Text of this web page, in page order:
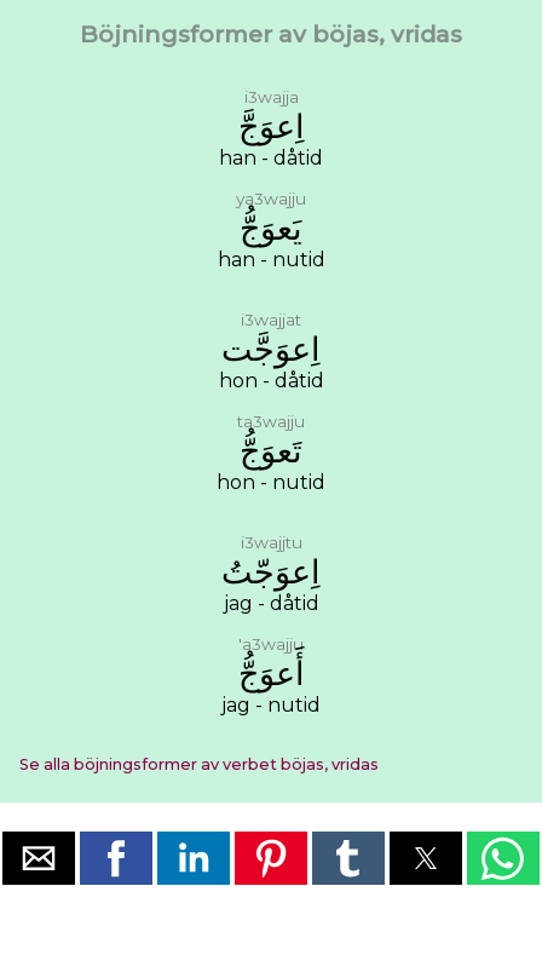
Böjningsformer av böjas, vridas
i3wajja
ﺍِﻋﻮَﺝَّ
han - dåtid
ya3wajju
ﻳَﻌﻮَﺝُّ
han - nutid
i3wajjat
ﺍِﻋﻮَﺟَّﺖ
hon - dåtid
ta3wajju
ﺗَﻌﻮَﺝُّ
hon - nutid
i3wajjtu
ﺍِﻋﻮَﺟّﺖُ
jag - dåtid
'a3wajju
ﺃَﻋﻮَﺝُّ
jag - nutid
Se alla böjningsformer av verbet böjas, vridas